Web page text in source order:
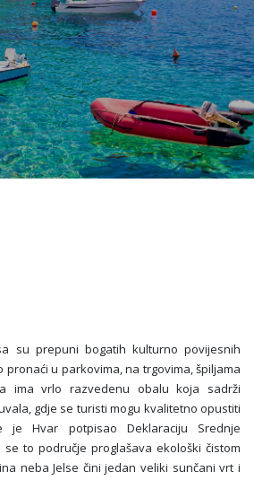
su prepuni bogatih kulturno povijesnih
pronaći u parkovima, na trgovima, špiljama
ima vrlo razvedenu obalu koja sadrži
gdje se turisti mogu kvalitetno opustiti
je Hvar potpisao Deklaraciju Srednje
se to područje proglašava ekološki čistom
neba Jelse čini jedan veliki sunčani vrt i